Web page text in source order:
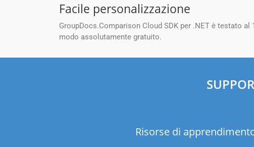
Facile personalizzazione
GroupDocs.Comparison Cloud SDK per .NET è testato
modo assolutamente gratuito.
Risorse di